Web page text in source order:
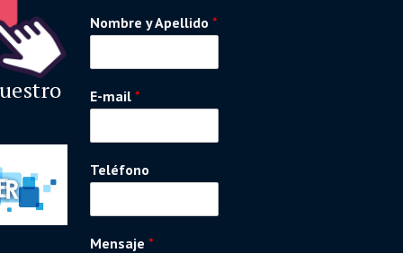
Nombre y Apellido *
E-mail *
Teléfono
Mensaje *